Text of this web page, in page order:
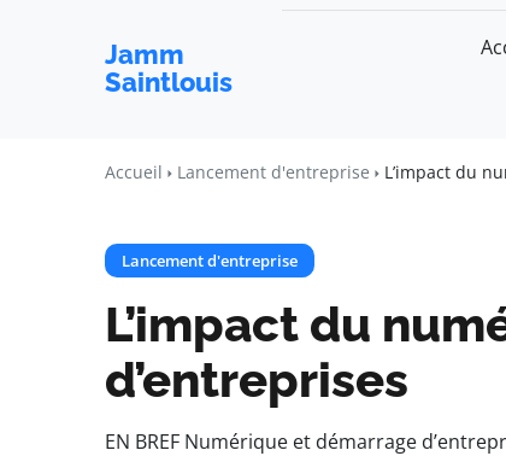
Jamm
Saintlouis
Accueil Lancement d'entreprise L’impact du
Lancement d'entreprise
L’impact du
d’entreprises
EN BREF Numérique et démarrage